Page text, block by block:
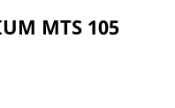
MTS 105